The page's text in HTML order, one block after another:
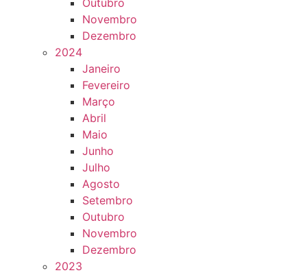
Outubro
Novembro
Dezembro
2024
Janeiro
Fevereiro
Março
Abril
Maio
Junho
Julho
Agosto
Setembro
Outubro
Novembro
Dezembro
2023